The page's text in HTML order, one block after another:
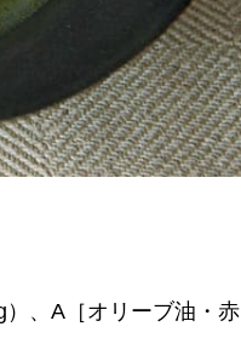
）、A［オリーブ油・赤